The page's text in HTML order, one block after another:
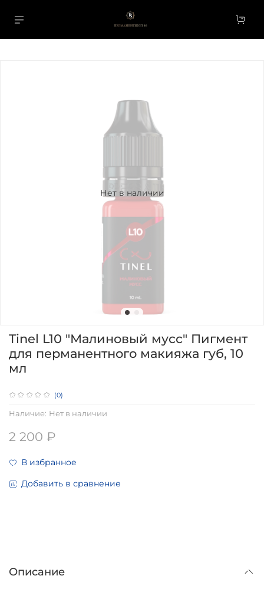
Нет в наличии
(0)
Наличие: Нет в наличии
Tinel L10 "Малиновый мусс" Пигмент
для перманентного макияжа губ, 10
мл
2 200 ₽
В избранное
Добавить в сравнение
Описание